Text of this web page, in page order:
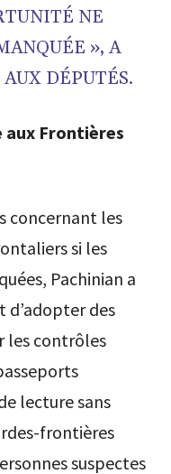
NE
», A
DÉPUTÉS.
aux Frontières
concernant les
si les
Pachinian a
d’adopter des
les contrôles
lecture sans
frontières
suspectes